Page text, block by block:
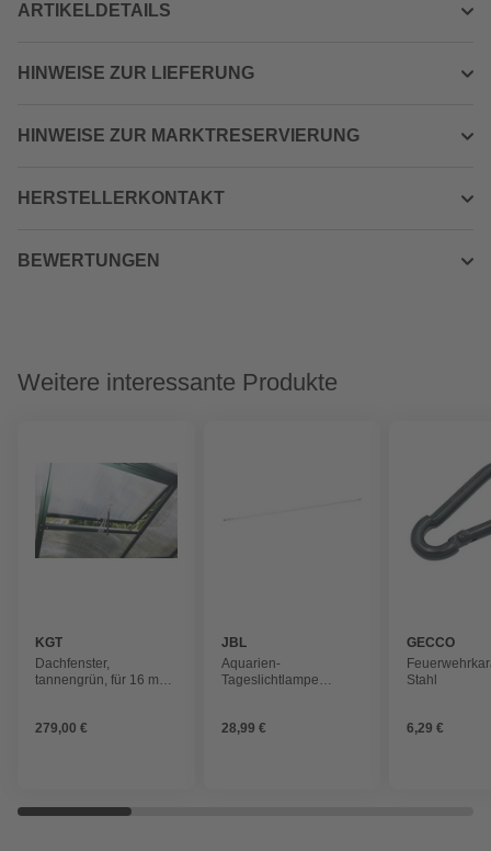
ARTIKELDETAILS
HINWEISE ZUR LIEFERUNG
HINWEISE ZUR MARKTRESERVIERUNG
HERSTELLERKONTAKT
BEWERTUNGEN
Weitere interessante Produkte
KGT
Dachfenster,
tannengrün, für 16 mm
279,00 €
JBL
Aquarien-
Tageslichtlampe
28,99 €
GECCO
Stahl
6,29 €